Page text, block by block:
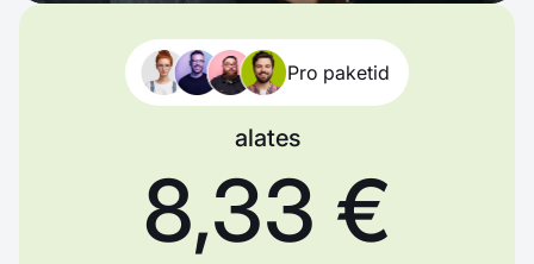
Pro paketid
alates
8,33 €